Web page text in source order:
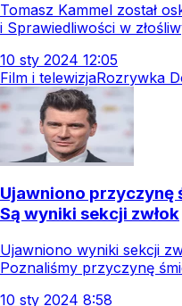
Tomasz Kammel został
i Sprawiedliwości w
10 sty 2024 12:05
Film i telewizjaRozrywka
Ujawniono przyczynę
Są wyniki sekcji zwłok
Ujawniono wyniki sekcji
Poznaliśmy przyczynę
10 sty 2024 8:58